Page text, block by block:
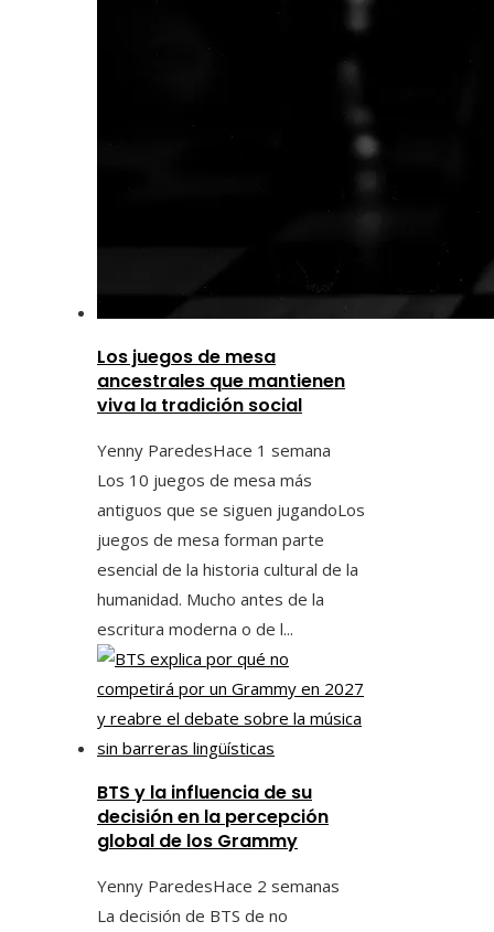
Los juegos de mesa
ancestrales que mantienen
viva la tradición social
Yenny ParedesHace 1 semana
Los 10 juegos de mesa más
antiguos que se siguen jugandoLos
juegos de mesa forman parte
esencial de la historia cultural de la
humanidad. Mucho antes de la
escritura moderna o de l...
BTS y la influencia de su
decisión en la percepción
global de los Grammy
Yenny ParedesHace 2 semanas
La decisión de BTS de no